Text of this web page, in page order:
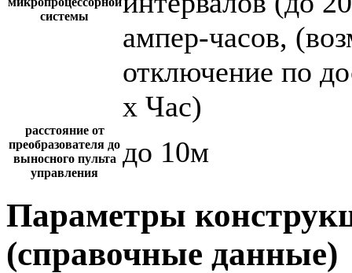
системы
ампер-часов,
отключение по
х Час)
расстояние от
преобразователя до
выносного пульта
управления
до 10м
Параметры
(справочные данные)